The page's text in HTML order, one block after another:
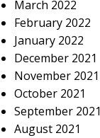
March 2022
February 2022
January 2022
December 2021
November 2021
October 2021
September 2021
August 2021